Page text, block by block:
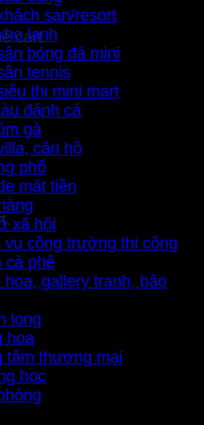
cart.
sạn/resort
lạnh
bóng đá mini
tennis
thị mini mart
đánh cá
gà
căn hộ
phố
mặt tiền
xã hội
vụ công trường thi công
cà phê
hoa, gallery tranh, bảo
long
hoa
tâm thương mại
học